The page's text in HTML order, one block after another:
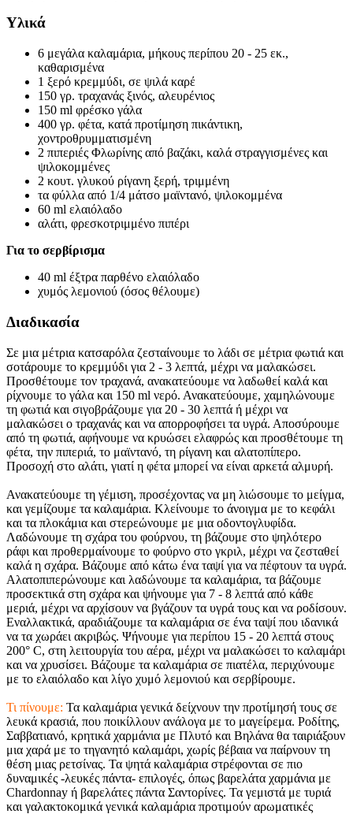
Υλικά
6 μεγάλα καλαμάρια, μήκους περίπου 20 - 25 εκ.,
καθαρισμένα
1 ξερό κρεμμύδι, σε ψιλά καρέ
150 γρ. τραχανάς ξινός, αλευρένιος
150 ml φρέσκο γάλα
400 γρ. φέτα, κατά προτίμηση πικάντικη,
χοντροθρυμματισμένη
2 πιπεριές Φλωρίνης από βαζάκι, καλά στραγγισμένες και
ψιλοκομμένες
2 κουτ. γλυκού ρίγανη ξερή, τριμμένη
τα φύλλα από 1/4 μάτσο μαϊντανό, ψιλοκομμένα
60 ml ελαιόλαδο
αλάτι, φρεσκοτριμμένο πιπέρι
Για το σερβίρισμα
40 ml έξτρα παρθένο ελαιόλαδο
χυμός λεμονιού (όσος θέλουμε)
Διαδικασία
Σε μια μέτρια κατσαρόλα ζεσταίνουμε το λάδι σε μέτρια φωτιά και
σοτάρουμε το κρεμμύδι για 2 - 3 λεπτά, μέχρι να μαλακώσει.
Προσθέτουμε τον τραχανά, ανακατεύουμε να λαδωθεί καλά και
ρίχνουμε το γάλα και 150 ml νερό. Ανακατεύουμε, χαμηλώνουμε
τη φωτιά και σιγοβράζουμε για 20 - 30 λεπτά ή μέχρι να
μαλακώσει ο τραχανάς και να απορροφήσει τα υγρά. Αποσύρουμε
από τη φωτιά, αφήνουμε να κρυώσει ελαφρώς και προσθέτουμε τη
φέτα, την πιπεριά, το μαϊντανό, τη ρίγανη και αλατοπίπερο.
Προσοχή στο αλάτι, γιατί η φέτα μπορεί να είναι αρκετά αλμυρή.
Ανακατεύουμε τη γέμιση, προσέχοντας να μη λιώσουμε το μείγμα,
και γεμίζουμε τα καλαμάρια. Κλείνουμε το άνοιγμα με το κεφάλι
και τα πλοκάμια και στερεώνουμε με μια οδοντογλυφίδα.
Λαδώνουμε τη σχάρα του φούρνου, τη βάζουμε στο ψηλότερο
ράφι και προθερμαίνουμε το φούρνο στο γκριλ, μέχρι να ζεσταθεί
καλά η σχάρα. Βάζουμε από κάτω ένα ταψί για να πέφτουν τα υγρά.
Αλατοπιπερώνουμε και λαδώνουμε τα καλαμάρια, τα βάζουμε
προσεκτικά στη σχάρα και ψήνουμε για 7 - 8 λεπτά από κάθε
μεριά, μέχρι να αρχίσουν να βγάζουν τα υγρά τους και να ροδίσουν.
Εναλλακτικά, αραδιάζουμε τα καλαμάρια σε ένα ταψί που ιδανικά
να τα χωράει ακριβώς. Ψήνουμε για περίπου 15 - 20 λεπτά στους
200° C, στη λειτουργία του αέρα, μέχρι να μαλακώσει το καλαμάρι
και να χρυσίσει. Βάζουμε τα καλαμάρια σε πιατέλα, περιχύνουμε
με το ελαιόλαδο και λίγο χυμό λεμονιού και σερβίρουμε.
Τι πίνουμε: Τα καλαμάρια γενικά δείχνουν την προτίμησή τους σε
λευκά κρασιά, που ποικίλλουν ανάλογα με το μαγείρεμα. Ροδίτης,
Σαββατιανό, κρητικά χαρμάνια με Πλυτό και Βηλάνα θα ταιριάξουν
μια χαρά με το τηγανητό καλαμάρι, χωρίς βέβαια να παίρνουν τη
θέση μιας ρετσίνας. Τα ψητά καλαμάρια στρέφονται σε πιο
δυναμικές -λευκές πάντα- επιλογές, όπως βαρελάτα χαρμάνια με
Chardonnay ή βαρελάτες πάντα Σαντορίνες. Τα γεμιστά με τυριά
και γαλακτοκομικά γενικά καλαμάρια προτιμούν αρωματικές